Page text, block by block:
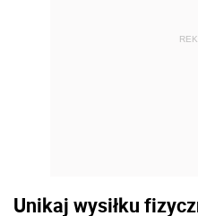
Unikaj wysiłku